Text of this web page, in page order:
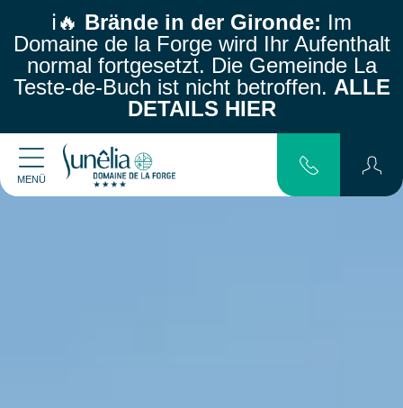
ℹ️🔥 Brände in der Gironde: Im
Domaine de la Forge wird Ihr Aufenthalt
normal fortgesetzt. Die Gemeinde La
Teste-de-Buch ist nicht betroffen. ALLE
DETAILS HIER
MENÜ